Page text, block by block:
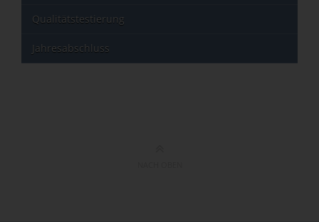
Qualitätstestierung
Jahresabschluss